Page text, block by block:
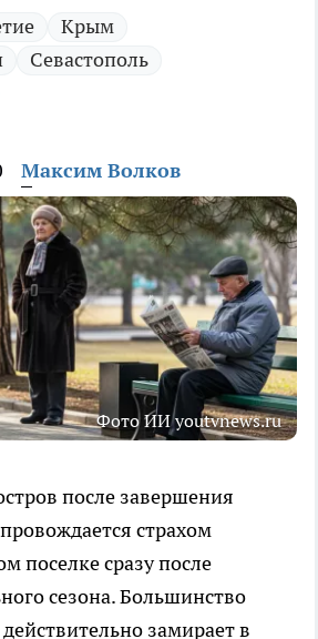
Крым
Севастополь
Максим Волков
Фото ИИ youtvnews.ru
после завершения
страхом
поселке сразу после
сезона. Большинство
замирает в